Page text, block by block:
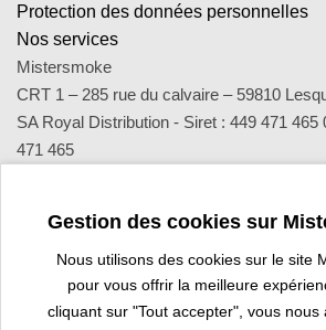
Protection des données personnelles
Nos services
Mistersmoke
CRT 1 – 285 rue du calvaire – 59810
SA Royal Distribution - Siret : 449 471 465
471 465
sav@mistersmoke.com ou par téléphone
lundi au vendredi de 9h à 17h.
Credit
MasterCard
Apple
Bank
Gestion des cookies sur
Nous utilisons des cookies sur le site
pour vous offrir la meilleure
cliquant sur "Tout accepter", vous nous